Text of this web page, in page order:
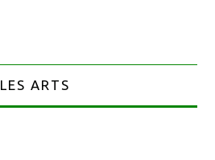
LES ARTS